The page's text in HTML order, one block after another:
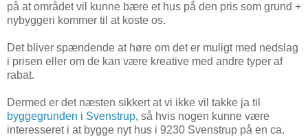
på at området vil kunne bære et hus på den pris som grund +
nybyggeri kommer til at koste os.
Det bliver spændende at høre om det er muligt med nedslag
i prisen eller om de kan være kreative med andre typer af
rabat.
Dermed er det næsten sikkert at vi ikke vil takke ja til
byggegrunden i Svenstrup, så hvis nogen kunne være
interesseret i at bygge nyt hus i 9230 Svenstrup på en ca.